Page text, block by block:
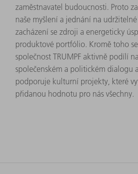
zaměstnavatel budoucnosti. Proto
naše myšlení a jednání na udržitelné
zacházení se zdroji a energeticky
produktové portfólio. Kromě toho se
společnost TRUMPF aktivně podílí na
společenském a politickém dialogu a
podporuje kulturní projekty, které
přidanou hodnotu pro nás všechny.